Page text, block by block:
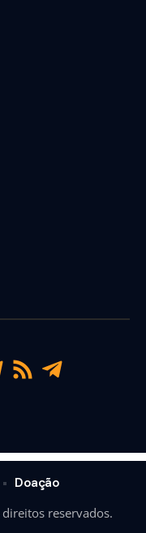
reservados.
Doação